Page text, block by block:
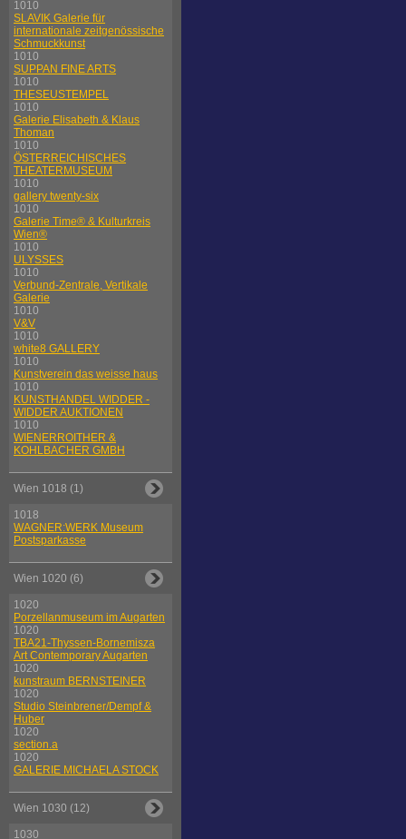
1010
SLAVIK Galerie für
internationale zeitgenössische
Schmuckkunst
1010
SUPPAN FINE ARTS
1010
THESEUSTEMPEL
1010
Galerie Elisabeth & Klaus
Thoman
1010
ÖSTERREICHISCHES
THEATERMUSEUM
1010
gallery twenty-six
1010
Galerie Time® & Kulturkreis
Wien®
1010
ULYSSES
1010
Verbund-Zentrale, Vertikale
Galerie
1010
V&V
1010
white8 GALLERY
1010
Kunstverein das weisse haus
1010
KUNSTHANDEL WIDDER -
WIDDER AUKTIONEN
1010
WIENERROITHER &
KOHLBACHER GMBH
Wien 1018 (1)
1018
WAGNER:WERK Museum
Postsparkasse
Wien 1020 (6)
1020
Porzellanmuseum im Augarten
1020
TBA21-Thyssen-Bornemisza
Art Contemporary Augarten
1020
kunstraum BERNSTEINER
1020
Studio Steinbrener/Dempf &
Huber
1020
section.a
1020
GALERIE MICHAELA STOCK
Wien 1030 (12)
1030